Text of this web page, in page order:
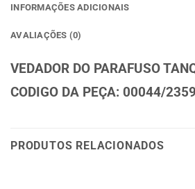
INFORMAÇÕES ADICIONAIS
AVALIAÇÕES (0)
VEDADOR DO PARAFUSO
CODIGO DA PEÇA: 00044/2359
PRODUTOS RELACIONADOS